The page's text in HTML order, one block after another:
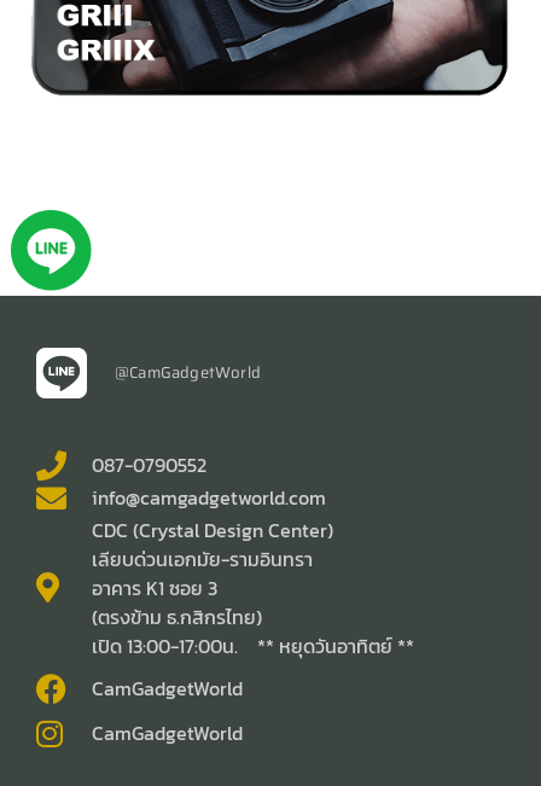
@CamGadgetWorld
087-0790552
info@camgadgetworld.com
CDC (Crystal Design Center)
เลียบด่วนเอกมัย-รามอินทรา
อาคาร K1 ซอย 3
(ตรงข้าม ธ.กสิกรไทย)
เปิด 13:00-17:00น. ** หยุดวันอาทิตย์ **
CamGadgetWorld
CamGadgetWorld